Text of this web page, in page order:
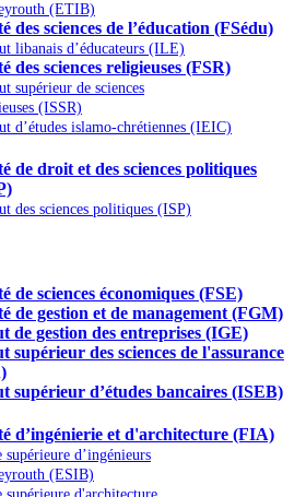
(ETIB)
des sciences de l’éducation (FSédu)
libanais d’éducateurs (ILE)
des sciences religieuses (FSR)
supérieur de sciences
(ISSR)
d’études islamo-chrétiennes (IEIC)
de droit et des sciences politiques
des sciences politiques (ISP)
de sciences économiques (FSE)
de gestion et de management (FGM)
de gestion des entreprises (IGE)
supérieur des sciences de l'assurance
supérieur d’études bancaires (ISEB)
d’ingénierie et d'architecture (FIA)
supérieure d’ingénieurs
(ESIB)